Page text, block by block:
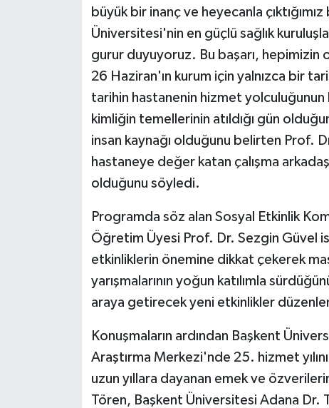
büyük bir inanç ve heyecanla
Üniversitesi'nin en güçlü sağlık
gurur duyuyoruz. Bu başarı,
26 Haziran'ın kurum için yalnızca bir
tarihin hastanenin hizmet yolculuğunun
kimliğin temellerinin atıldığı gün
insan kaynağı olduğunu belirten Prof.
hastaneye değer katan çalışma
olduğunu söyledi.
Programda söz alan Sosyal Etkinlik
Öğretim Üyesi Prof. Dr. Sezgin Güvel
etkinliklerin önemine dikkat çekerek
yarışmalarının yoğun katılımla
araya getirecek yeni etkinlikler
Konuşmaların ardından Başkent
Araştırma Merkezi'nde 25. hizmet
uzun yıllara dayanan emek ve
Tören, Başkent Üniversitesi Adana Dr.